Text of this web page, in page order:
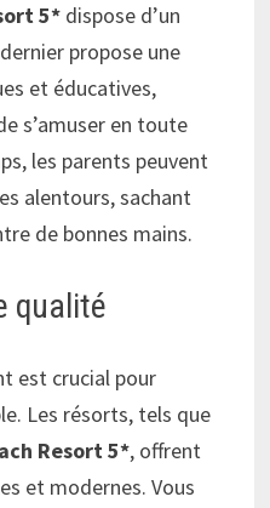
5* dispose d’un
propose une
et éducatives,
s’amuser en toute
les parents peuvent
alentours, sachant
de bonnes mains.
qualité
est crucial pour
Les résorts, tels que
Resort 5*, offrent
et modernes. Vous